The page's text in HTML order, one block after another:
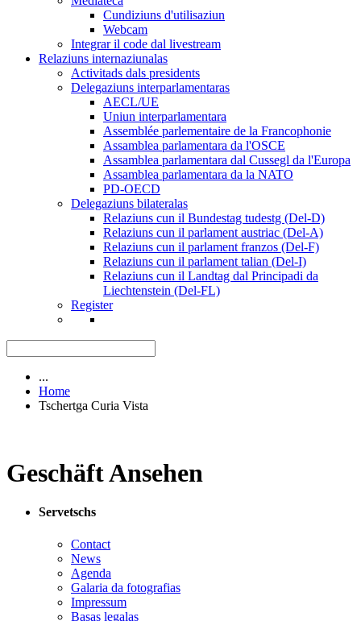
Cundiziuns d'utilisaziun
Webcam
Integrar il code dal livestream
Relaziuns internaziunalas
Activitads dals presidents
Delegaziuns interparlamentaras
AECL/UE
Uniun interparlamentara
Assemblée parlementaire de la Francophonie
Assamblea parlamentara da l'OSCE
Assamblea parlamentara dal Cussegl da l'Europa
Assamblea parlamentara da la NATO
PD-OECD
Delegaziuns bilateralas
Relaziuns cun il Bundestag tudestg (Del-D)
Relaziuns cun il parlament austriac (Del-A)
Relaziuns cun il parlament franzos (Del-F)
Relaziuns cun il parlament talian (Del-I)
Relaziuns cun il Landtag dal Principadi da
Liechtenstein (Del-FL)
Register
...
Home
Tschertga Curia Vista
Geschäft Ansehen
Servetschs
Contact
News
Agenda
Galaria da fotografias
Impressum
Basas legalas